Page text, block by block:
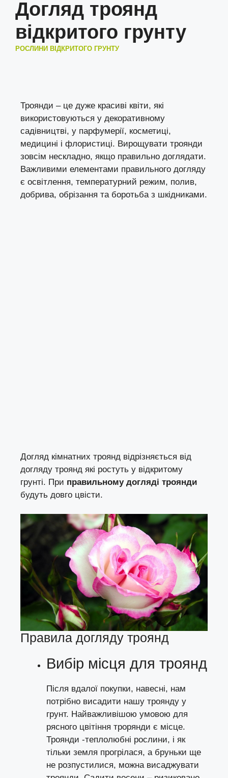
Догляд троянд
відкритого грунту
РОСЛИНИ ВІДКРИТОГО ГРУНТУ
Троянди – це дуже красиві квіти, які
використовуються у декоративному
садівництві, у парфумерії, косметиці,
медицині і флористиці. Вирощувати троянди
зовсім нескладно, якщо правильно доглядати.
Важливими елементами правильного догляду
є освітлення, температурний режим, полив,
добрива, обрізання та боротьба з шкідниками.
Догляд кімнатних троянд відрізняється від
догляду троянд які ростуть у відкритому
грунті. При правильному догляді троянди
будуть довго цвісти.
Правила догляду троянд
Вибір місця для троянд
Після вдалої покупки, навесні, нам
потрібно висадити нашу троянду у
грунт. Найважливішою умовою для
рясного цвітіння трорянди є місце.
Троянди -теплолюбні рослини, і як
тільки земля прогрілася, а бруньки ще
не розпустилися, можна висаджувати